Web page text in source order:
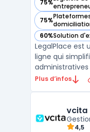
75%
— voir
75%
— voir
60%Solution
— voir
LegalPlace est
ligne qui
administratives
entrepreneurs,
la
contrats et ...
Plus d’infos
vcita
4,5